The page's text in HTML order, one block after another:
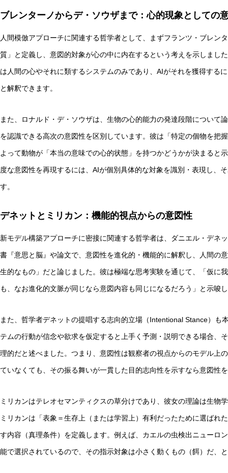
ブレンターノからデ・ソウザまで：心的現象としての
人間模倣アプローチに関連する哲学者として、まずフランツ・ブレン
質」と定義し、意図的対象が心の中に内在するという考えを示しまし
は人間の心やそれに類するシステムのみであり、AIがそれを獲得する
と解釈できます。
また、ロナルド・デ・ソウザは、生物の心的能力の発達段階について
を認識できる高次の意図性を区別しています。彼は「特定の個物を把
よって動物が「本当の意味での心的状態」を持つかどうかが決まると
度な意図性を再現するには、AIが個別具体的な対象を識別・表現し、
す。
デネットとミリカン：機能的視点からの意図性
新モデル構築アプローチに密接に関連する哲学者は、ダニエル・デネ
書『意思と脳』や論文で、意図性を進化的・機能的に解釈し、人間の
生的なもの」だと論じました。彼は極端な思考実験を通じて、「仮に
も、なお進化的文脈が同じなら意図内容も同じになるだろう」と示唆
また、哲学者デネットの提唱する志向的立場（Intentional Stance）も
テムの行動が信念や欲求を仮定すると上手く予測・説明できる場合、
理的だと述べました。つまり、意図性は観察者の視点からのモデル上
ていなくても、その振る舞いが一貫した目的志向性を示すなら意図性
ミリカンはテレオセマンティクスの草分けであり、彼女の理論は生物
ミリカンは「表象＝生存上（または学習上）有利だったために選ばれ
す内容（真理条件）を定義します。例えば、カエルの虫検出ニューロ
能で選択されているので、その指示対象は小さく動くもの（餌）だ、